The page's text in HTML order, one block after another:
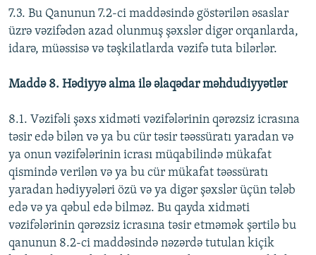
7.3. Bu Qanunun 7.2-ci maddəsində göstərilən əsaslar
üzrə vəzifədən azad olunmuş şəxslər digər orqanlarda,
idarə, müəssisə və təşkilatlarda vəzifə tuta bilərlər.
Maddə 8. Hədiyyə alma ilə əlaqədar məhdudiyyətlər
8.1. Vəzifəli şəxs xidməti vəzifələrinin qərəzsiz icrasına
təsir edə bilən və ya bu cür təsir təəssüratı yaradan və
ya onun vəzifələrinin icrası müqabilində mükafat
qismində verilən və ya bu cür mükafat təəssüratı
yaradan hədiyyələri özü və ya digər şəxslər üçün tələb
edə və ya qəbul edə bilməz. Bu qayda xidməti
vəzifələrinin qərəzsiz icrasına təsir etməmək şərtilə bu
qanunun 8.2-ci maddəsində nəzərdə tutulan kiçik